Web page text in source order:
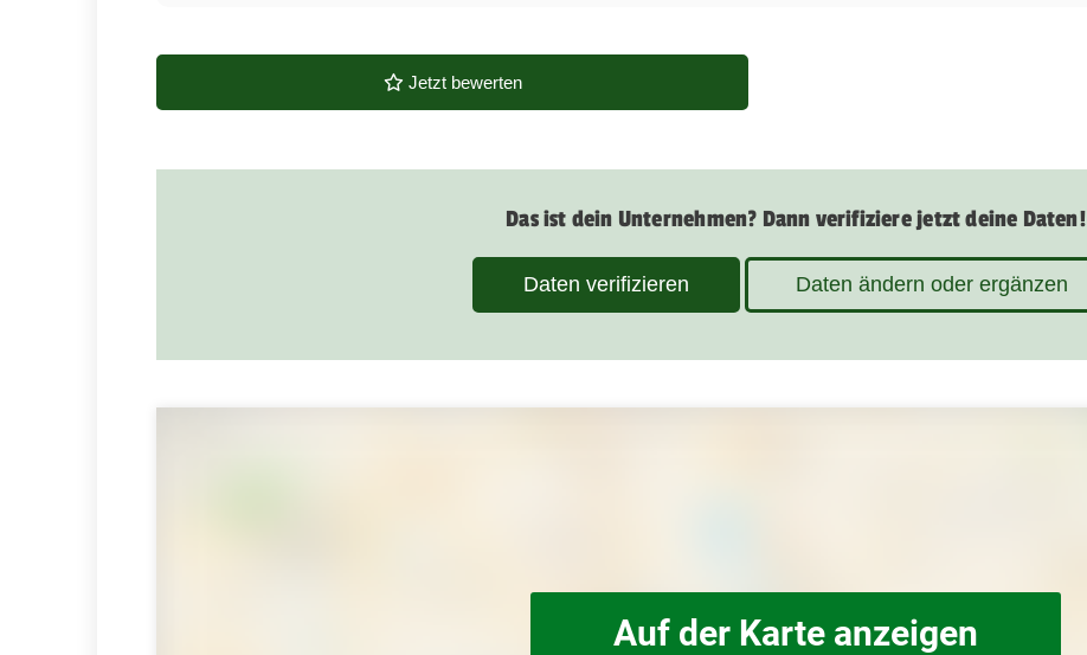
Jetzt bewerten
Das ist dein Unternehmen? Dann verifiziere jetzt deine Daten!
Daten verifizieren Daten ändern oder ergänzen
Auf der Karte anzeigen